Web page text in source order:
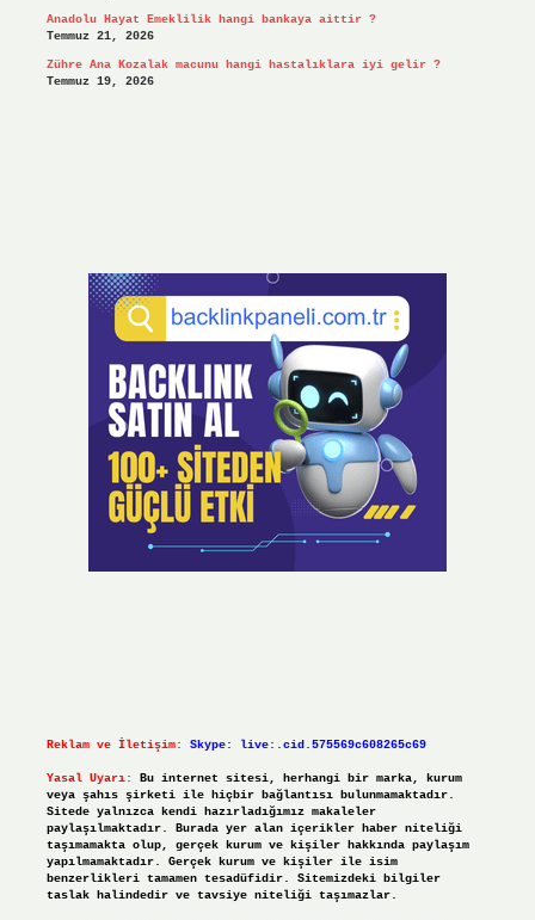
Anadolu Hayat Emeklilik hangi bankaya aittir ?
Temmuz 21, 2026
Zühre Ana Kozalak macunu hangi hastalıklara iyi gelir ?
Temmuz 19, 2026
Reklam ve İletişim: Skype: live:.cid.575569c608265c69
Yasal Uyarı:
Bu internet sitesi, herhangi bir marka, kurum
veya şahıs şirketi ile hiçbir bağlantısı bulunmamaktadır.
Sitede yalnızca kendi hazırladığımız makaleler
paylaşılmaktadır. Burada yer alan içerikler haber niteliği
taşımamakta olup, gerçek kurum ve kişiler hakkında paylaşım
yapılmamaktadır. Gerçek kurum ve kişiler ile isim
benzerlikleri tamamen tesadüfidir. Sitemizdeki bilgiler
taslak halindedir ve tavsiye niteliği taşımazlar.